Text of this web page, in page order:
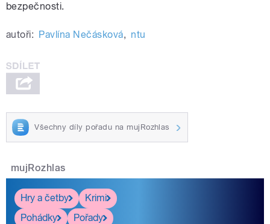
bezpečnosti.
autoři: Pavlína Nečásková, ntu
Všechny díly pořadu na mujRozhlas
mujRozhlas
Hry a četby
Krimi
Pohádky
Pořady